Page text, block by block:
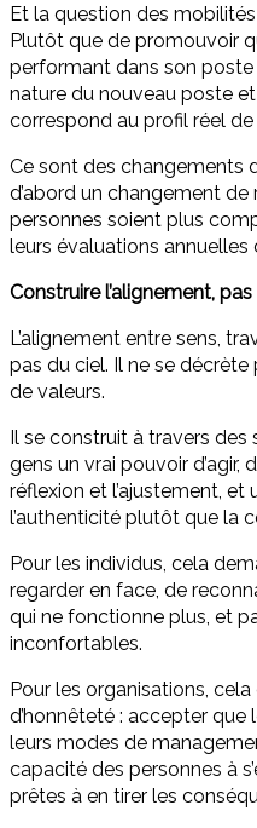
Et la question des
Plutôt que de promouvoir
performant dans son poste
nature du nouveau poste
correspond au profil réel de
Ce sont des changements
d’abord un changement
personnes soient plus
leurs évaluations annuelles
Construire l’alignement, pas
L’alignement entre sens,
pas du ciel. Il ne se
de valeurs.
Il se construit à travers
gens un vrai pouvoir
réflexion et l’ajustement, et
l’authenticité plutôt que la
Pour les individus, cela
regarder en face, de
qui ne fonctionne plus, et
inconfortables.
Pour les organisations,
d’honnêteté : accepter
leurs modes de
capacité des personnes à
prêtes à en tirer les